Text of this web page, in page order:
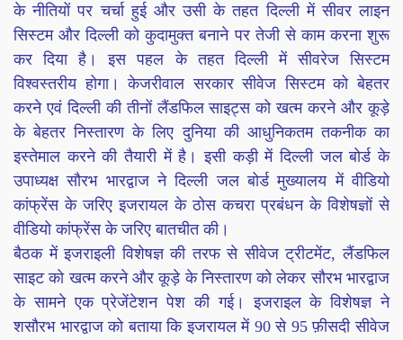
के नीतियों पर चर्चा हुई और उसी के तहत दिल्ली में सीवर लाइन
सिस्टम और दिल्ली को कुदामुक्त बनाने पर तेजी से काम करना शुरू
कर दिया है। इस पहल के तहत दिल्ली में सीवरेज सिस्टम
विश्वस्तरीय होगा। केजरीवाल सरकार सीवेज सिस्टम को बेहतर
करने एवं दिल्ली की तीनों लैंडफिल साइट्स को खत्म करने और कूड़े
के बेहतर निस्तारण के लिए दुनिया की आधुनिकतम तकनीक का
इस्तेमाल करने की तैयारी में है। इसी कड़ी में दिल्ली जल बोर्ड के
उपाध्यक्ष सौरभ भारद्वाज ने दिल्ली जल बोर्ड मुख्यालय में वीडियो
कांफ्रेंस के जरिए इजरायल के ठोस कचरा प्रबंधन के विशेषज्ञों से
वीडियो कांफ्रेंस के जरिए बातचीत की।
बैठक में इजराइली विशेषज्ञ की तरफ से सीवेज ट्रीटमेंट, लैंडफिल
साइट को खत्म करने और कूड़े के निस्तारण को लेकर सौरभ भारद्वाज
के सामने एक प्रेजेंटेशन पेश की गई। इजराइल के विशेषज्ञ ने
शसौरभ भारद्वाज को बताया कि इजरायल में 90 से 95 फ़ीसदी सीवेज